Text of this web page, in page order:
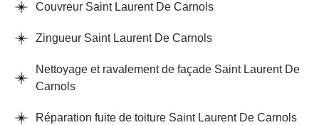
Couvreur Saint Laurent De Carnols
Zingueur Saint Laurent De Carnols
Nettoyage et ravalement de façade Saint Laurent De
Carnols
Réparation fuite de toiture Saint Laurent De Carnols